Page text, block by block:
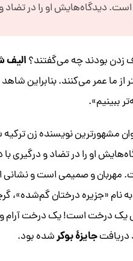
است. دیدگاه‌هایش او را در
زدن بودند چه می‌گفتند؟الیف
ما عمر می‌کنند. بنابراین
ببینیم».
مشهورترین نویسنده زن
او را در تضاد و درگیری
مهربان و صمیمی است و
نام «جزیره درختان
جایزۀ بوکرشده بود.